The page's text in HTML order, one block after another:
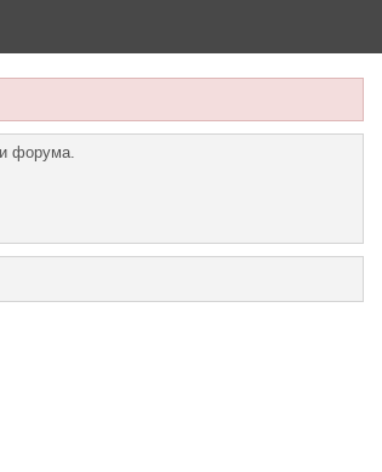
форума.